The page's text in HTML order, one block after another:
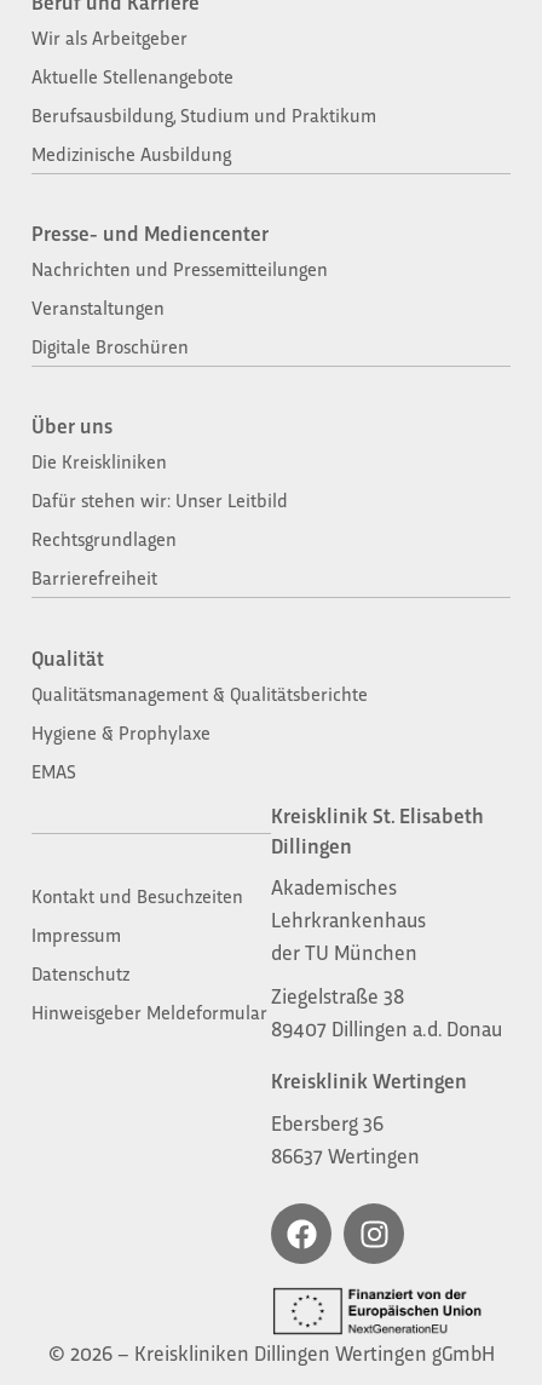
Wir als Arbeitgeber
Aktuelle Stellenangebote
Berufsausbildung, Studium und Praktikum
Medizinische Ausbildung
Presse- und Mediencenter
Nachrichten und Pressemitteilungen
Veranstaltungen
Digitale Broschüren
Über uns
Die Kreiskliniken
Dafür stehen wir: Unser Leitbild
Rechtsgrundlagen
Barrierefreiheit
Qualität
Qualitätsmanagement & Qualitätsberichte
Hygiene & Prophylaxe
EMAS
Kontakt und Besuchzeiten
Impressum
Datenschutz
Hinweisgeber Meldeformular
Kreisklinik St. Elisabeth
Dillingen
Akademisches
Lehrkrankenhaus
der TU München
Ziegelstraße 38
89407 Dillingen a.d. Donau
Kreisklinik Wertingen
Ebersberg 36
86637 Wertingen
© 2026 – Kreiskliniken Dillingen Wertingen gGmbH